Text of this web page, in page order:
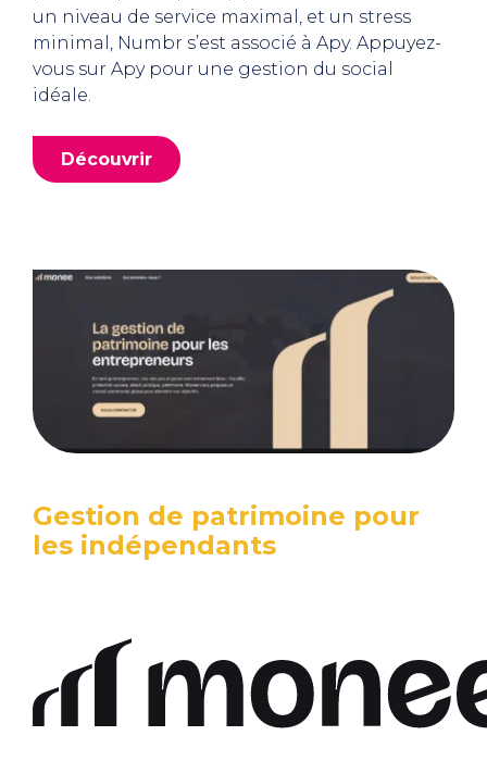
un niveau de service maximal, et un stress
minimal, Numbr s’est associé à Apy. Appuyez-
vous sur Apy pour une gestion du social
idéale.
Découvrir
Gestion de patrimoine pour
les indépendants